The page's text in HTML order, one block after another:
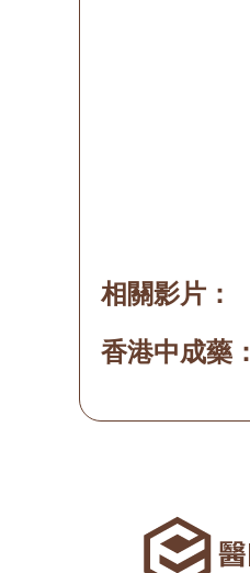
相關影片：
香港中成藥：